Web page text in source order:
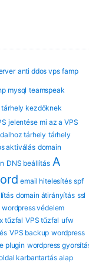
anti ddos vps famp
mysql teamspeak
tárhely kezdőknek
jelentése mi az a VPS
tárhely tárhely
aktiválás domain
DNS beállítás A
email hitelesítés spf
domain átirányítás ssl
wordpress védelem
tűzfal VPS tűzfal ufw
VPS backup wordpress
plugin wordpress
karbantartás alap